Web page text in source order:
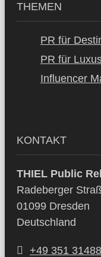
THEMEN
PR für
PR für
Influencer
KONTAKT
THIEL Public
Radeberger
01099 Dresden
Deutschland
+49 351